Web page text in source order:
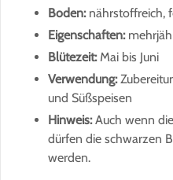
Boden:nährstoffreich,
Eigenschaften:
Blütezeit:Mai bis Juni
Verwendung:
und Süßspeisen
Hinweis:Auch wenn
dürfen die schwarzen
werden.